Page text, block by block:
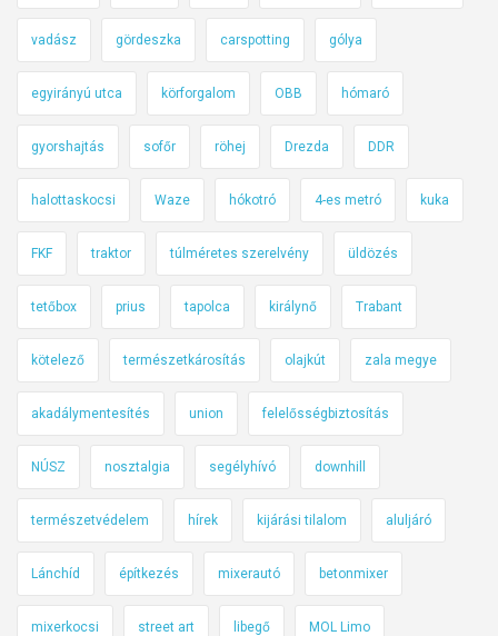
á
m
o
t
o
s
o
k
!
I
t
t
i
m
vadász gördeszka carspotting gólya
egyirányú utca körforgalom OBB hómaró
gyorshajtás sofőr röhej Drezda DDR
halottaskocsi Waze hókotró 4-es metró kuka
FKF traktor túlméretes szerelvény üldözés
tetőbox prius tapolca királynő Trabant
kötelező természetkárosítás olajkút zala megye
akadálymentesítés union felelősségbiztosítás
NÚSZ nosztalgia segélyhívó downhill
természetvédelem hírek kijárási tilalom aluljáró
Lánchíd építkezés mixerautó betonmixer
mixerkocsi street art libegő MOL Limo